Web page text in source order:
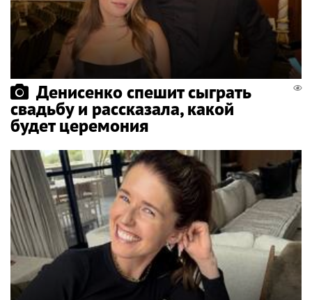
Денисенко спешит сыграть
свадьбу и рассказала, какой
будет церемония